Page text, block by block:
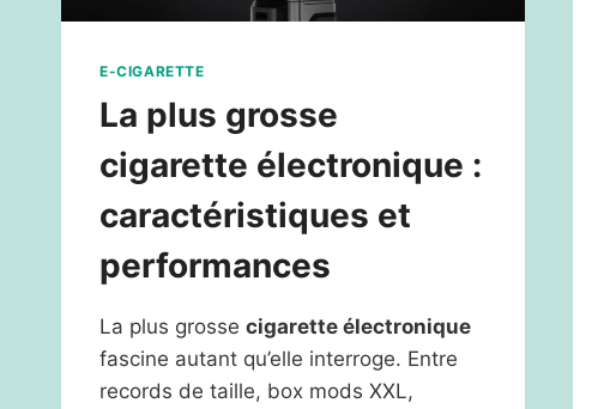
E-CIGARETTE
La plus grosse
cigarette électronique :
caractéristiques et
performances
La plus grosse cigarette électronique
fascine autant qu’elle interroge. Entre
records de taille, box mods XXL,